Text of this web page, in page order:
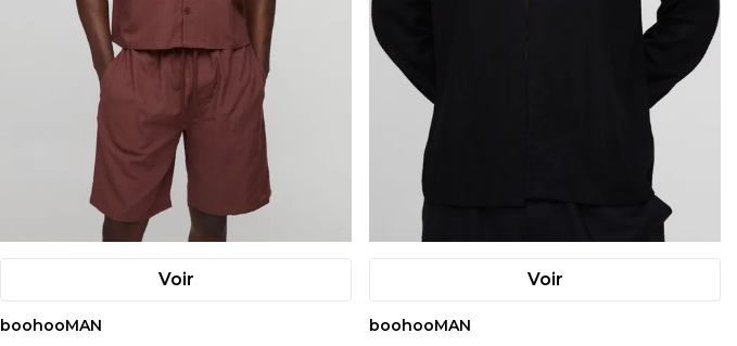
Voir
boohooMAN
Voir
boohooMAN